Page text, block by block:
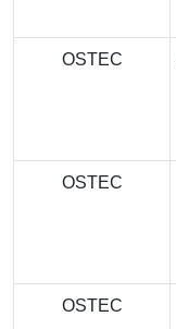
OSTEC
OSTEC
OSTEC